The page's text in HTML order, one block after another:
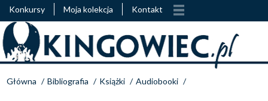
Konkursy Moja kolekcja Kontakt
Główna / Bibliografia / Książki / Audiobooki /